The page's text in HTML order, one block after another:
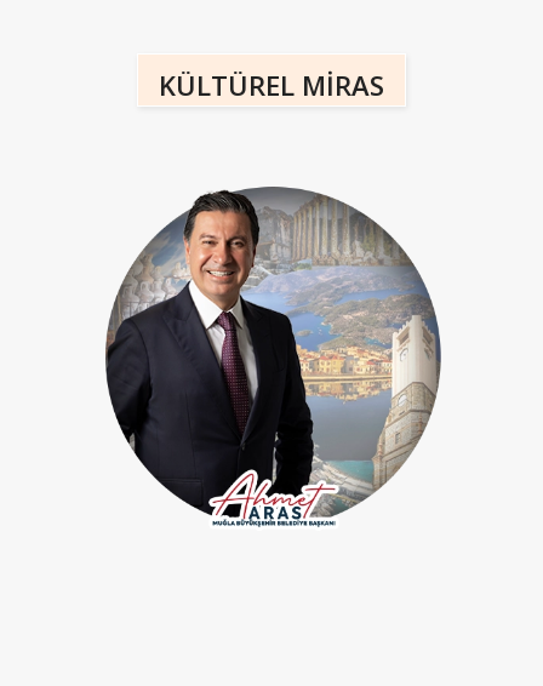
KÜLTÜREL MİRAS